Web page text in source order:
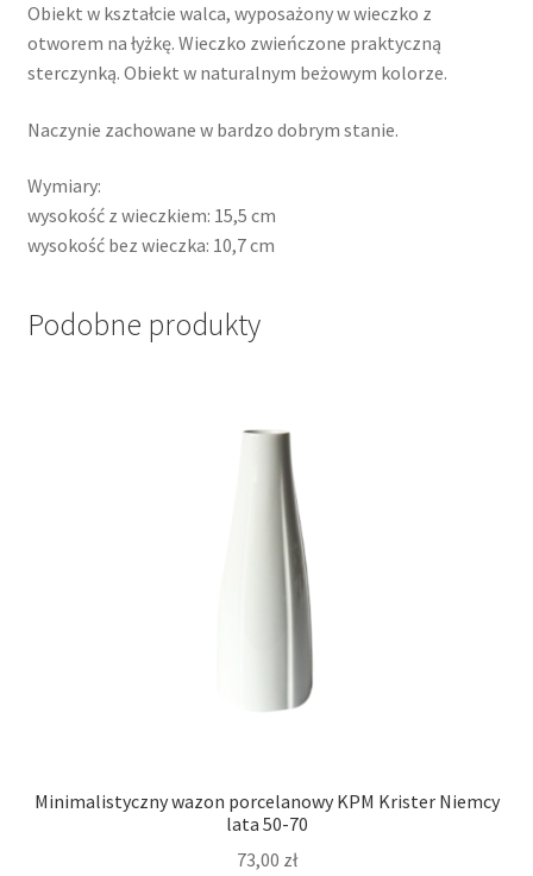
Obiekt w kształcie walca, wyposażony w wieczko z
otworem na łyżkę. Wieczko zwieńczone praktyczną
sterczynką. Obiekt w naturalnym beżowym kolorze.
Naczynie zachowane w bardzo dobrym stanie.
Wymiary:
wysokość z wieczkiem: 15,5 cm
wysokość bez wieczka: 10,7 cm
Podobne produkty
Minimalistyczny wazon porcelanowy KPM Krister Niemcy
lata 50-70
73,00 zł